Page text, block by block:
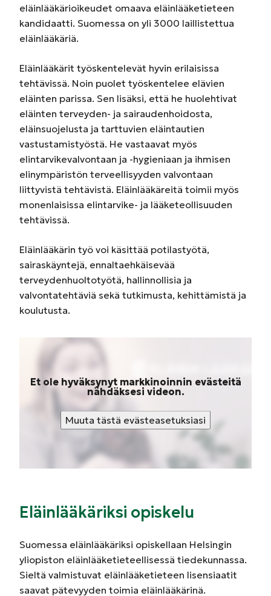
eläinlääkärioikeudet omaava eläinlääketieteen
kandidaatti. Suomessa on yli 3000 laillistettua
eläinlääkäriä.
Eläinlääkärit työskentelevät hyvin erilaisissa
tehtävissä. Noin puolet työskentelee elävien
eläinten parissa. Sen lisäksi, että he huolehtivat
eläinten terveyden- ja sairaudenhoidosta,
eläinsuojelusta ja tarttuvien eläintautien
vastustamistyöstä. He vastaavat myös
elintarvikevalvontaan ja -hygieniaan ja ihmisen
elinympäristön terveellisyyden valvontaan
liittyvistä tehtävistä. Eläinlääkäreitä toimii myös
monenlaisissa elintarvike- ja lääketeollisuuden
tehtävissä.
Eläinlääkärin työ voi käsittää potilastyötä,
sairaskäyntejä, ennaltaehkäisevää
terveydenhuoltotyötä, hallinnollisia ja
valvontatehtäviä sekä tutkimusta, kehittämistä ja
koulutusta.
Et ole hyväksynyt markkinoinnin evästeitä
nähdäksesi videon.
Muuta tästä evästeasetuksiasi
Eläinlääkäriksi opiskelu
Suomessa eläinlääkäriksi opiskellaan Helsingin
yliopiston eläinlääketieteellisessä tiedekunnassa.
Sieltä valmistuvat eläinlääketieteen lisensiaatit
saavat pätevyyden toimia eläinlääkärinä.